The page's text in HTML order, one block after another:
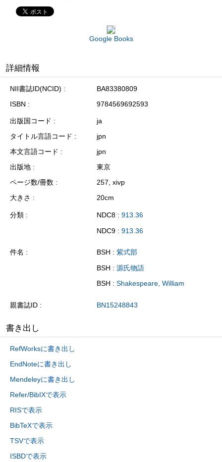
Google Books
詳細情報
NII書誌ID(NCID)
BA83380809
ISBN
9784569692593
出版国コード
ja
タイトル言語コード
jpn
本文言語コード
jpn
出版地
東京
ページ数/冊数
257, xivp
大きさ
20cm
分類 NDC8 : 913.36
NDC9 : 913.36
件名 BSH : 紫式部
BSH : 源氏物語
BSH : Shakespeare, William
親書誌ID BN15248843
書き出し
RefWorksに書き出し
EndNoteに書き出し
Mendeleyに書き出し
Refer/BibIXで表示
RISで表示
BibTeXで表示
TSVで表示
ISBDで表示